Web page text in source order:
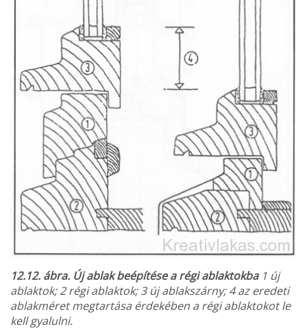
12.12. ábra. Új ablak beépítése a régi ablak­tokba1 új
ablaktok; 2 régi ablaktok; 3 új ablakszárny; 4 az ere­deti
ablakméret megtartása érdekében a régi ablaktokot le
kell gyalulni.